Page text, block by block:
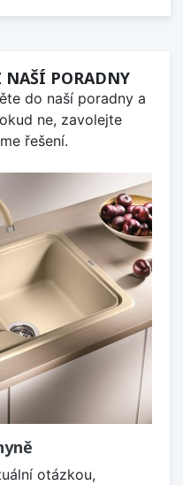
NAŠÍ PORADNY
do naší poradny a
ne, zavolejte
řešení.
otázkou,